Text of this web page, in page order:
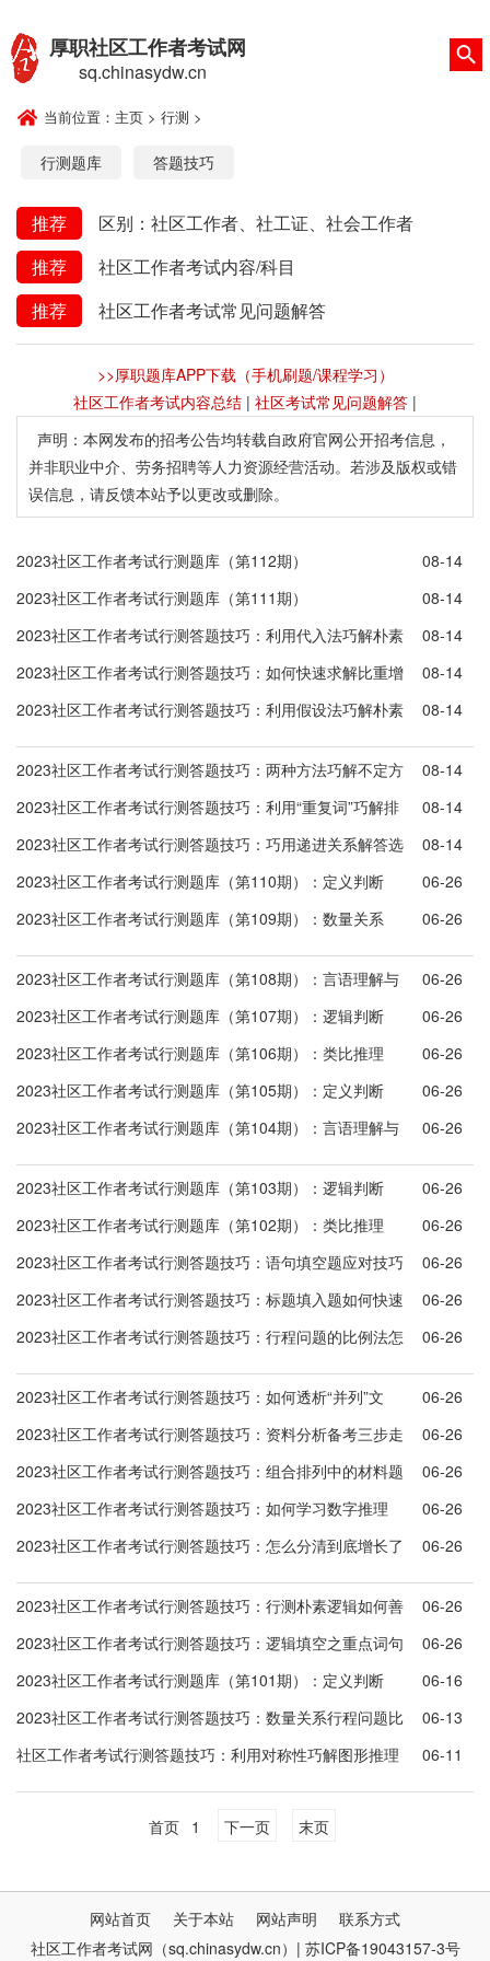
厚职社区工作者考试网
sq.chinasydw.cn
当前位置： 主页 > 行测 >
行测题库 答题技巧
推荐
区别：社区工作者、社工证、社会工作者
推荐
社区工作者考试内容/科目
推荐
社区工作者考试常见问题解答
>>厚职题库APP下载（手机刷题/课程学习）
社区工作者考试内容总结 | 社区考试常见问题解答 |
声明：本网发布的招考公告均转载自政府官网公开招考信息，
并非职业中介、劳务招聘等人力资源经营活动。若涉及版权或错
误信息，请反馈本站予以更改或删除。
2023社区工作者考试行测题库（第112期）
08-14
2023社区工作者考试行测题库（第111期）
08-14
2023社区工作者考试行测答题技巧：利用代入法巧解朴素
逻辑题
08-14
2023社区工作者考试行测答题技巧：如何快速求解比重增
长量
08-14
2023社区工作者考试行测答题技巧：利用假设法巧解朴素
08-14
2023社区工作者考试行测答题技巧：两种方法巧解不定方
程
08-14
2023社区工作者考试行测答题技巧：利用“重复词”巧解排
序题
08-14
2023社区工作者考试行测答题技巧：巧用递进关系解答选
词填空
08-14
2023社区工作者考试行测题库（第110期）：定义判断
06-26
2023社区工作者考试行测题库（第109期）：数量关系
06-26
2023社区工作者考试行测题库（第108期）：言语理解与
表达
06-26
2023社区工作者考试行测题库（第107期）：逻辑判断
06-26
2023社区工作者考试行测题库（第106期）：类比推理
06-26
2023社区工作者考试行测题库（第105期）：定义判断
06-26
2023社区工作者考试行测题库（第104期）：言语理解与
06-26
2023社区工作者考试行测题库（第103期）：逻辑判断
06-26
2023社区工作者考试行测题库（第102期）：类比推理
06-26
2023社区工作者考试行测答题技巧：语句填空题应对技巧
06-26
2023社区工作者考试行测答题技巧：标题填入题如何快速
求解
06-26
2023社区工作者考试行测答题技巧：行程问题的比例法怎
06-26
2023社区工作者考试行测答题技巧：如何透析“并列”文
段？
06-26
2023社区工作者考试行测答题技巧：资料分析备考三步走
06-26
2023社区工作者考试行测答题技巧：组合排列中的材料题
06-26
2023社区工作者考试行测答题技巧：如何学习数字推理
06-26
2023社区工作者考试行测答题技巧：怎么分清到底增长了
06-26
2023社区工作者考试行测答题技巧：行测朴素逻辑如何善
用假设
06-26
2023社区工作者考试行测答题技巧：逻辑填空之重点词句
对应
06-26
2023社区工作者考试行测题库（第101期）：定义判断
06-16
2023社区工作者考试行测答题技巧：数量关系行程问题比
例法
06-13
社区工作者考试行测答题技巧：利用对称性巧解图形推理
06-11
首页 1 下一页 末页
网站首页 关于本站 网站声明
联系方式
社区工作者考试网（sq.chinasydw.cn）| 苏ICP备19043157-3号